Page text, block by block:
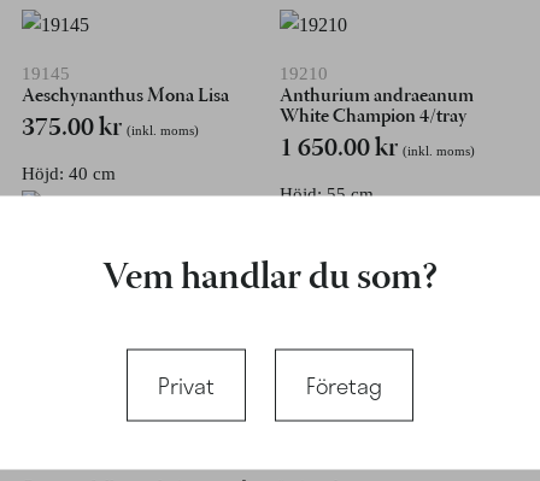
19145
Aeschynanthus Mona Lisa
375.00kr (inkl. moms)
Höjd: 40 cm
19210
Anthurium andraeanum
White Champion 4/tray
1 650.00kr (inkl. moms)
Höjd: 55 cm
Krukor vi rekommenderar
Vem handlar du som?
Privat Företag